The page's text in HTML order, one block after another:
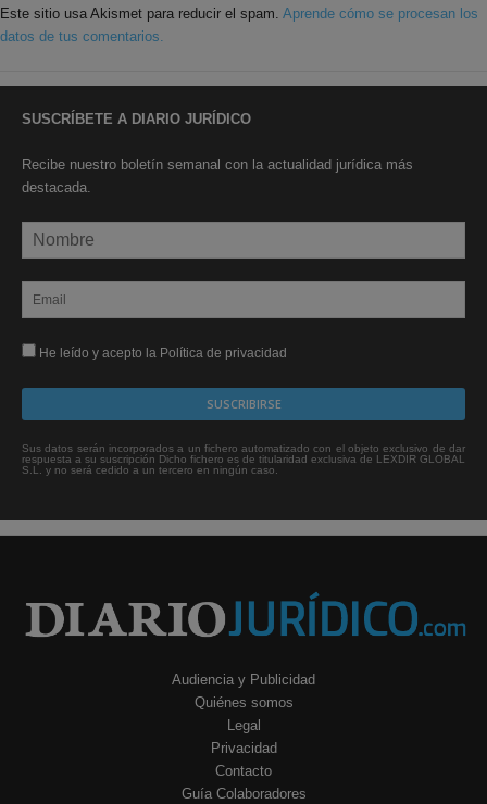
Este sitio usa Akismet para reducir el spam. Aprende cómo se procesan los
datos de tus comentarios.
SUSCRÍBETE A DIARIO JURÍDICO
Recibe nuestro boletín semanal con la actualidad jurídica más
destacada.
He leído y acepto la Política de privacidad
Sus datos serán incorporados a un fichero automatizado con el objeto exclusivo de dar
respuesta a su suscripción Dicho fichero es de titularidad exclusiva de LEXDIR GLOBAL
S.L. y no será cedido a un tercero en ningún caso.
Audiencia y Publicidad
Quiénes somos
Legal
Privacidad
Contacto
Guía Colaboradores